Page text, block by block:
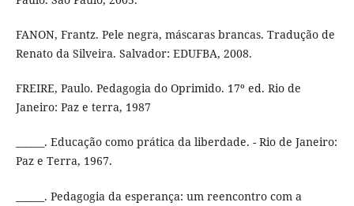
FANON, Frantz. Pele negra, máscaras brancas. Tradução de
Renato da Silveira. Salvador: EDUFBA, 2008.
FREIRE, Paulo. Pedagogia do Oprimido. 17º ed. Rio de
Janeiro: Paz e terra, 1987
______. Educação como prática da liberdade. - Rio de Janeiro:
Paz e Terra, 1967.
______. Pedagogia da esperança: um reencontro com a